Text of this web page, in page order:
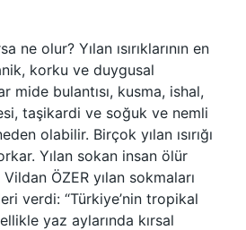
ne olur? Yılan ısırıklarının en
korku ve duygusal
mide bulantısı, kusma, ishal,
taşikardi ve soğuk ve nemli
olabilir. Birçok yılan ısırığı
Yılan sokan insan ölür
ÖZER yılan sokmaları
verdi: “Türkiye’nin tropikal
yaz aylarında kırsal